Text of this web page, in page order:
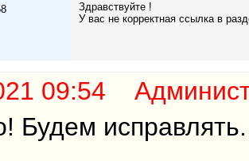
Здравствуйте !
У вас не корректная ссылка в
09:54
Будем исправлять.